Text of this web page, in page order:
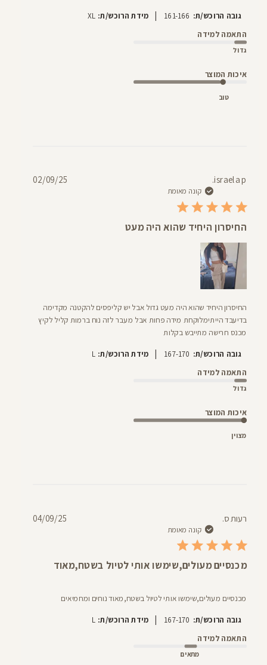
גובה הרוכש/ת: 161-166
| מידת הרוכש/ת: XL
התאמה למידה
גדול
איכות המוצר
טוב
israela p.
קונה מאומת
החיסרון היחיד שהוא היה מעט
החיסרון היחיד שהוא היה מעט גדול אבל יש קליפסים להקטנה מקדימה
בדיעבד הייתימלוקחת מידה פחות אבל מעבר לזה נוח ברמות קליל לקיץ
מכנס חרישה מתייבש בקלות
גובה הרוכש/ת: 167-170
| מידת הרוכש/ת: L
התאמה למידה
גדול
איכות המוצר
מצוין
תאריך02/09/25
רעות ס.
קונה מאומת
מכנסיים מעולים,שימשו אותי לטיול בשטח,מאוד
מכנסיים מעולים,שימשו אותי לטיול בשטח,מאוד נוחים ומחמיאים
גובה הרוכש/ת: 167-170
| מידת הרוכש/ת: L
התאמה למידה
מתאים
תאריך04/09/25